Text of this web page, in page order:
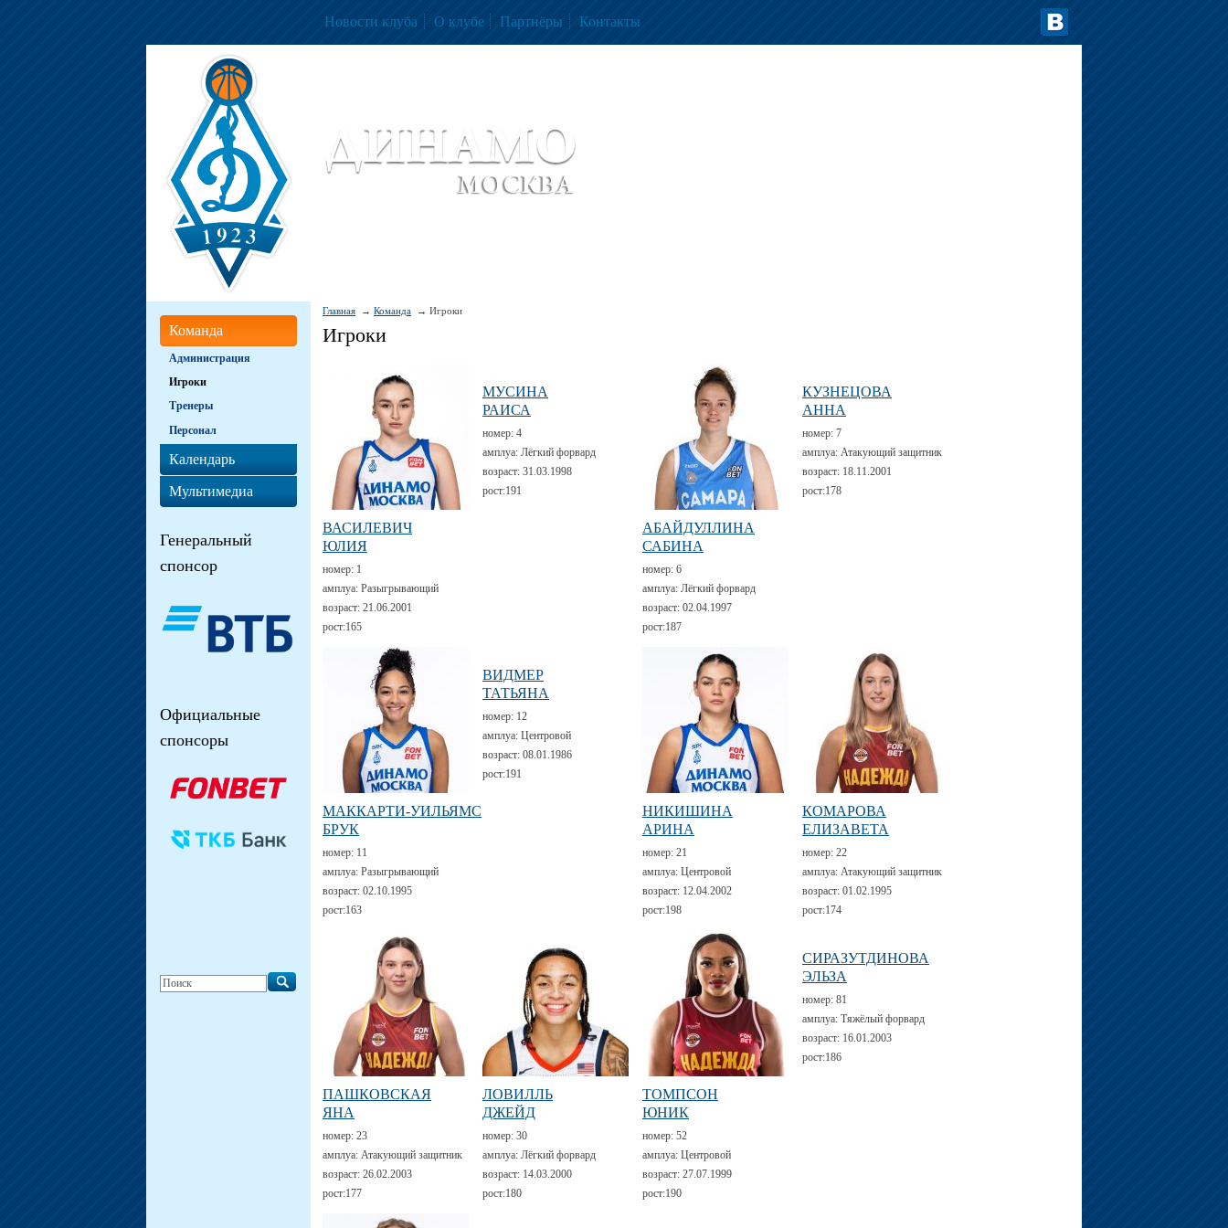
Новости клуба О клубе Партнёры Контакты
Главная Команда Игроки
Игроки
ВАСИЛЕВИЧ
ЮЛИЯ
номер: 1
амплуа: Разыгрывающий
возраст: 21.06.2001
рост:165
МУСИНА
РАИСА
номер: 4
амплуа: Лёгкий форвард
возраст: 31.03.1998
рост:191
АБАЙДУЛЛИНА
САБИНА
номер: 6
амплуа: Лёгкий форвард
возраст: 02.04.1997
рост:187
КУЗНЕЦОВА
АННА
номер: 7
амплуа: Атакующий защитник
возраст: 18.11.2001
рост:178
МАККАРТИ-УИЛЬЯМС
БРУК
номер: 11
амплуа: Разыгрывающий
возраст: 02.10.1995
рост:163
ВИДМЕР
ТАТЬЯНА
номер: 12
амплуа: Центровой
возраст: 08.01.1986
рост:191
НИКИШИНА
АРИНА
номер: 21
амплуа: Центровой
возраст: 12.04.2002
рост:198
КОМАРОВА
ЕЛИЗАВЕТА
номер: 22
амплуа: Атакующий защитник
возраст: 01.02.1995
рост:174
ПАШКОВСКАЯ
ЯНА
номер: 23
амплуа: Атакующий защитник
возраст: 26.02.2003
рост:177
ЛОВИЛЛЬ
ДЖЕЙД
номер: 30
амплуа: Лёгкий форвард
возраст: 14.03.2000
рост:180
ТОМПСОН
ЮНИК
номер: 52
амплуа: Центровой
возраст: 27.07.1999
рост:190
СИРАЗУТДИНОВА
ЭЛЬЗА
номер: 81
амплуа: Тяжёлый форвард
возраст: 16.01.2003
рост:186
Команда
Администрация
Игроки
Тренеры
Персонал
Календарь
Мультимедиа
Генеральный
спонсор
Официальные
спонсоры